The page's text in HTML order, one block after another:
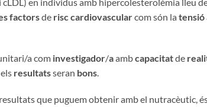
factorsde risc cardiovascularcom són la
a com investigador/aambcapacitatde
resultatsseran bons
que puguem obtenir amb el